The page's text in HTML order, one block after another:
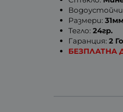
Размери:
Тегло:24гр.
Гаранция: 2
БЕЗПЛАТНА